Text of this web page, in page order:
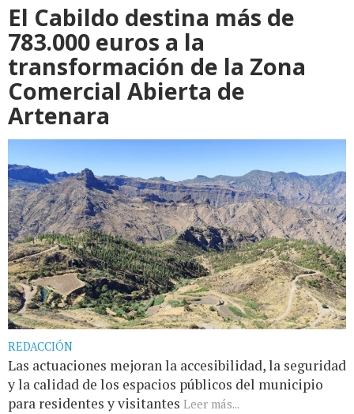
El Cabildo destina más de
783.000 euros a la
transformación de la Zona
Comercial Abierta de
Artenara
REDACCIÓN
Las actuaciones mejoran la accesibilidad, la seguridad
y la calidad de los espacios públicos del municipio
para residentes y visitantes Leer más...